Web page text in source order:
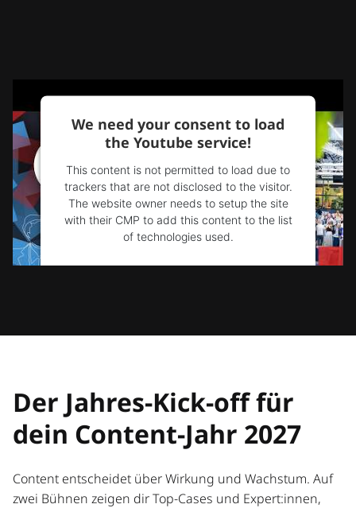
We need your consent to load
the Youtube service!
This content is not permitted to load due to
trackers that are not disclosed to the visitor.
The website owner needs to setup the site
with their CMP to add this content to the list
of technologies used.
Powered byUsercentrics Consent
Der Jahres-Kick-off für
dein Content-Jahr 2027
Content entscheidet über Wirkung und Wachstum. Auf
zwei Bühnen zeigen dir Top-Cases und Expert:innen,